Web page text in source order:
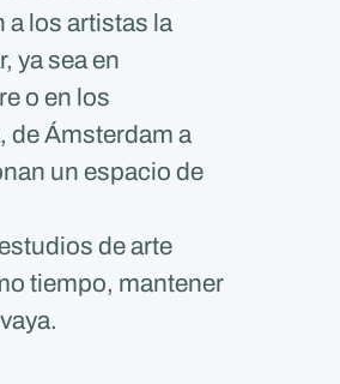
a los artistas la
ya sea en
o en los
de Ámsterdam a
un espacio de
de arte
tiempo, mantener